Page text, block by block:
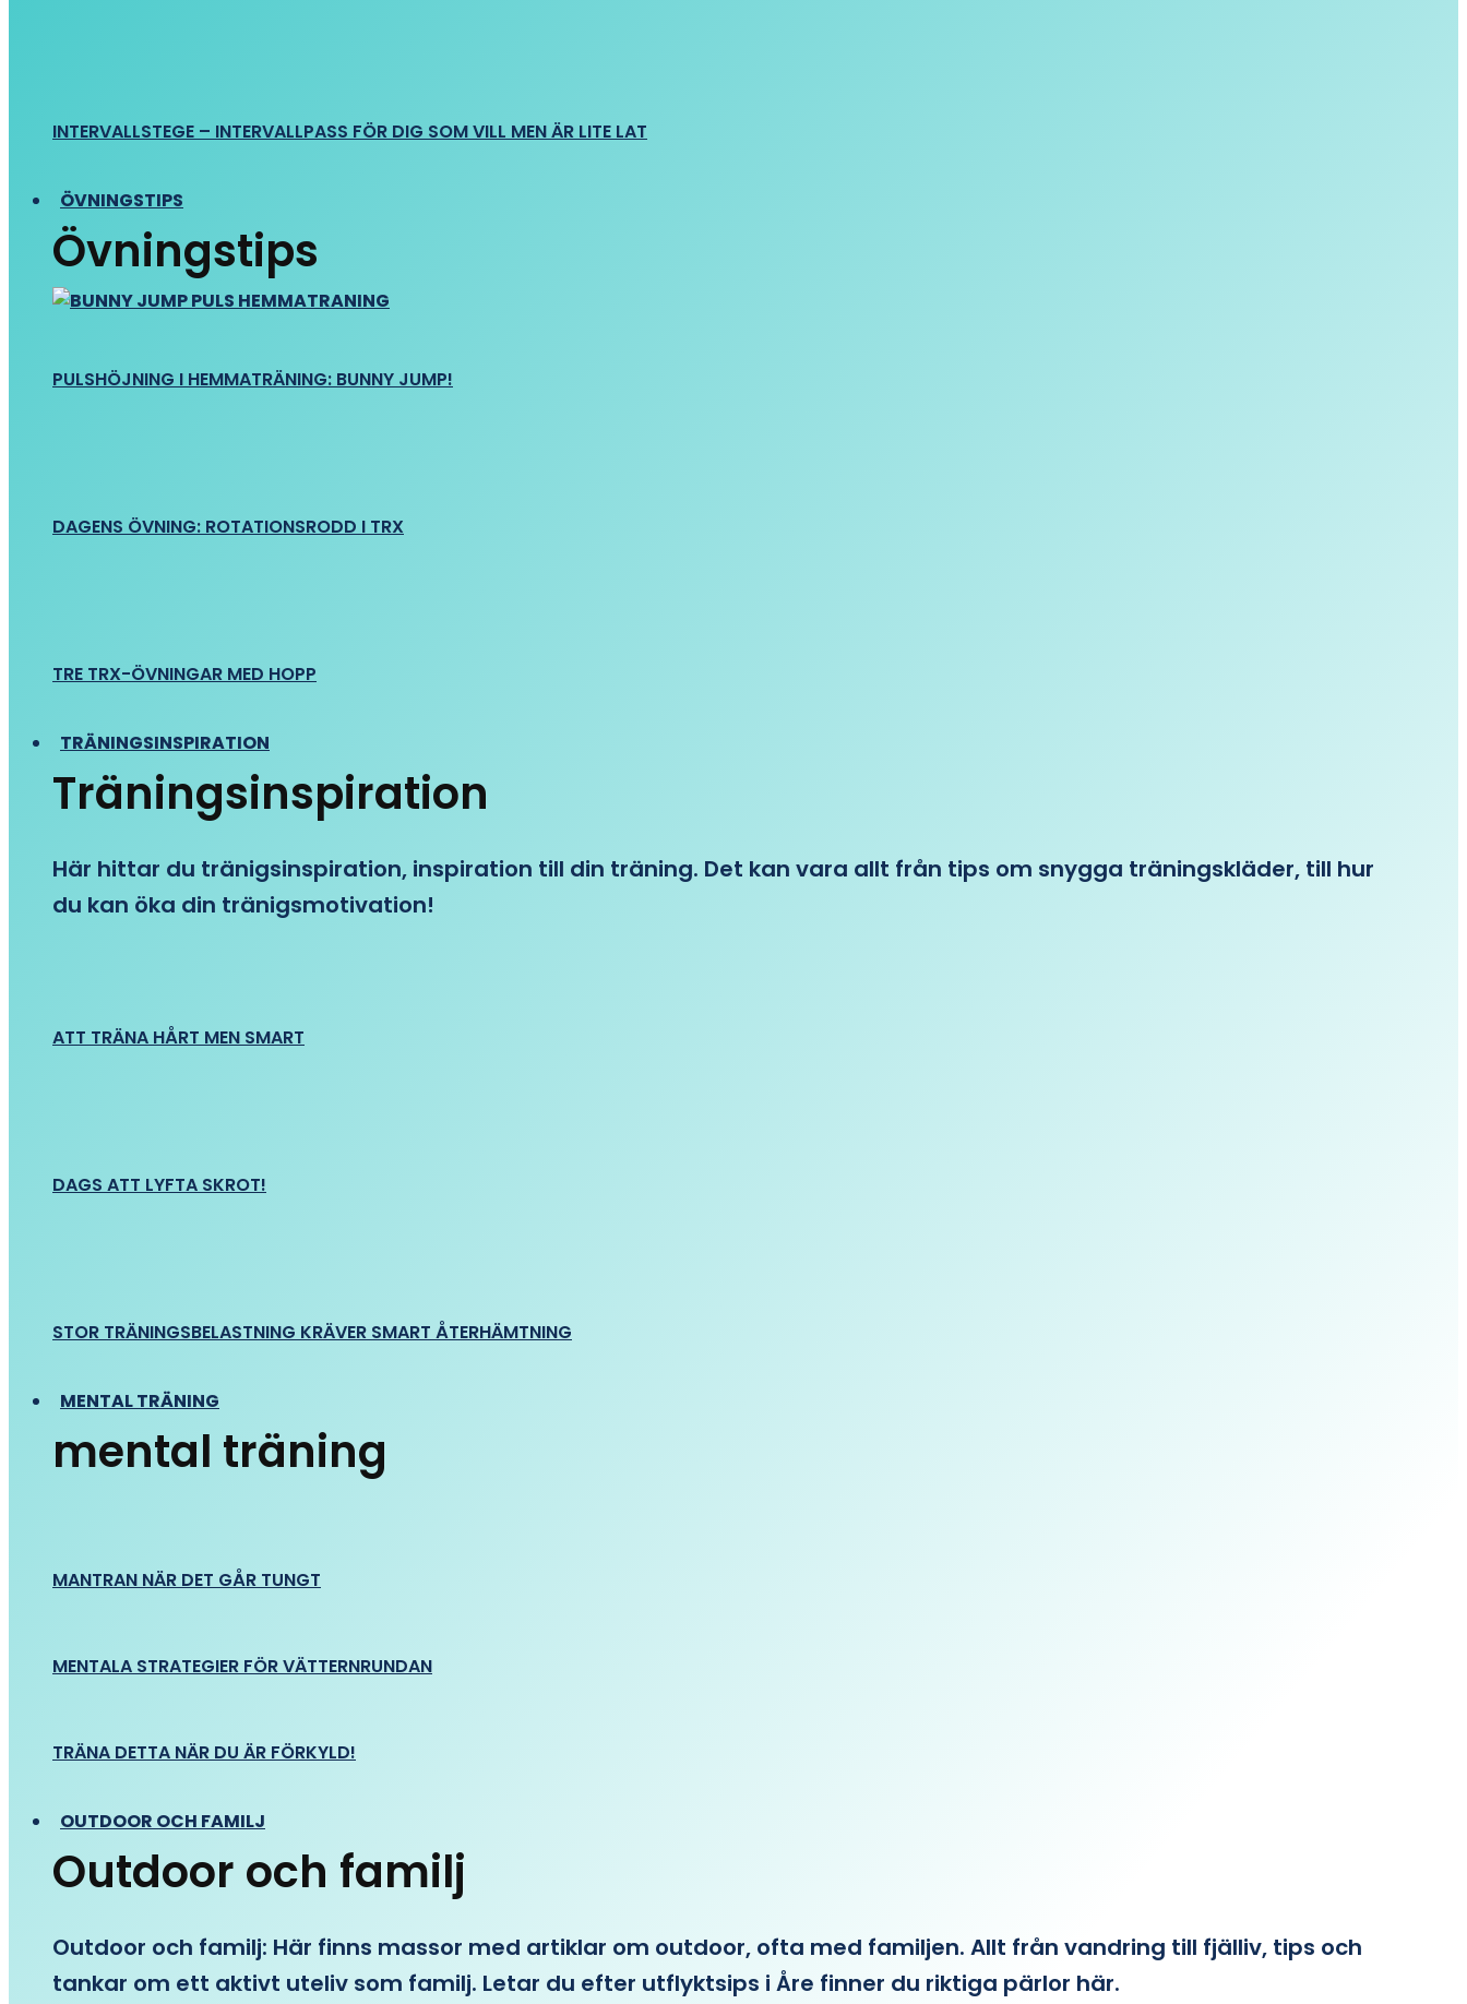
INTERVALLSTEGE – INTERVALLPASS FÖR DIG SOM VILL MEN ÄR LITE LAT
ÖVNINGSTIPS
Övningstips
PULSHÖJNING I HEMMATRÄNING: BUNNY JUMP!
DAGENS ÖVNING: ROTATIONSRODD I TRX
TRE TRX-ÖVNINGAR MED HOPP
TRÄNINGSINSPIRATION
Träningsinspiration
Här hittar du tränigsinspiration, inspiration till din träning. Det kan vara allt från tips om snygga träningskläder, till hur
du kan öka din tränigsmotivation!
ATT TRÄNA HÅRT MEN SMART
DAGS ATT LYFTA SKROT!
STOR TRÄNINGSBELASTNING KRÄVER SMART ÅTERHÄMTNING
MENTAL TRÄNING
mental träning
MANTRAN NÄR DET GÅR TUNGT
MENTALA STRATEGIER FÖR VÄTTERNRUNDAN
TRÄNA DETTA NÄR DU ÄR FÖRKYLD!
OUTDOOR OCH FAMILJ
Outdoor och familj
Outdoor och familj: Här finns massor med artiklar om outdoor, ofta med familjen. Allt från vandring till fjälliv, tips och
tankar om ett aktivt uteliv som familj. Letar du efter utflyktsips i Åre finner du riktiga pärlor här.